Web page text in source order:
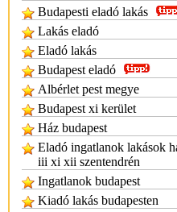
Budapesti eladó lakás
Lakás eladó
Eladó lakás
Budapest eladó
Albérlet pest megye
Budapest xi kerület
Ház budapest
Eladó ingatlanok lakások
iii xi xii szentendrén
Ingatlanok budapest
Kiadó lakás budapesten